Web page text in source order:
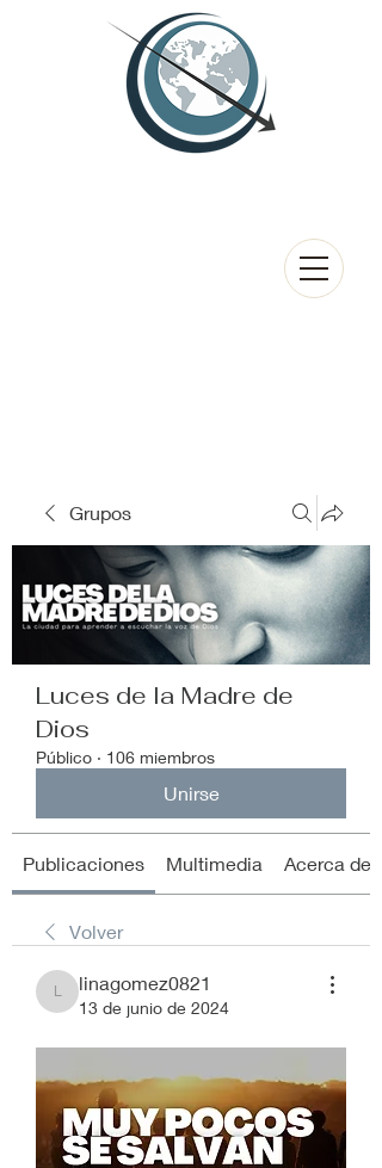
Grupos
Luces de la Madre de
Dios
Público · 106 miembros
Unirse
Publicaciones Multimedia Acerca de
Volver
linagomez0821
linagomez0821
13 de junio de 2024